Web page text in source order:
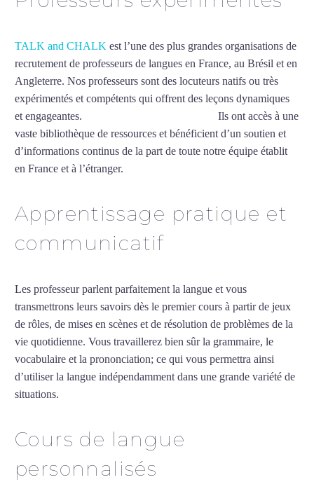
TALK and CHALK est l’une des plus grandes organisations de
recrutement de professeurs de langues en France, au Brésil et en
Angleterre. Nos professeurs sont des locuteurs natifs ou très
expérimentés et compétents qui offrent des leçons dynamiques
et engageantes.
Ils ont accès à une
vaste bibliothèque de ressources et bénéficient d’un soutien et
d’informations continus de la part de toute notre équipe établit
en France et à l’étranger.
Apprentissage pratique et
communicatif
Les professeur parlent parfaitement la langue et vous
transmettrons leurs savoirs dès le premier cours à partir de jeux
de rôles, de mises en scènes et de résolution de problèmes de la
vie quotidienne. Vous travaillerez bien sûr la grammaire, le
vocabulaire et la prononciation; ce qui vous permettra ainsi
d’utiliser la langue indépendamment dans une grande variété de
situations.
Cours de langue
personnalisés